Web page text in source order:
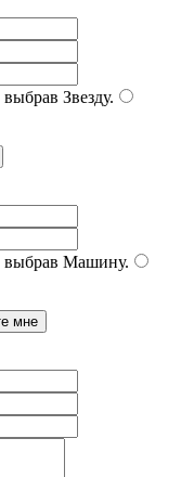
выбрав Звезду.
выбрав Машину.